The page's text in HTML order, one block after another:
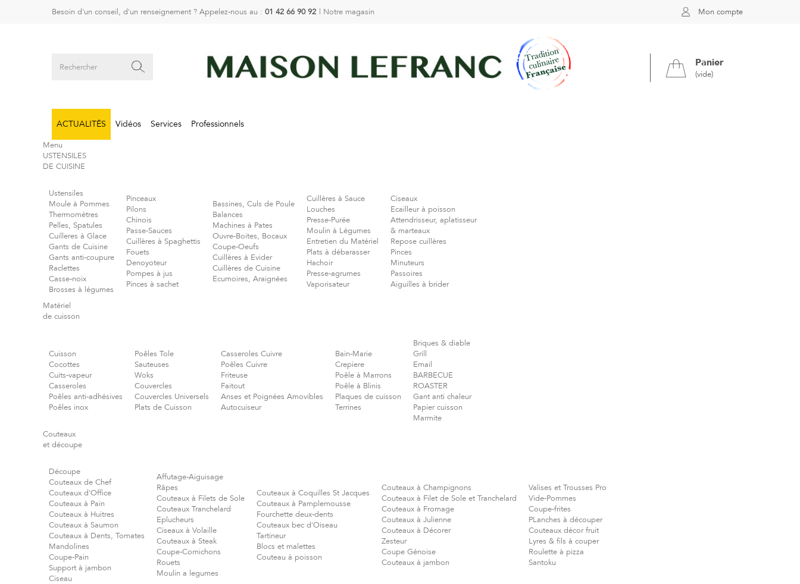
Mon compte
Besoin d'un conseil, d'un renseignement ? Appelez-nous au : 01 42 66 90 92 Notre magasin
Panier
(vide)
ACTUALITÉS Vidéos Services Professionnels
Menu
USTENSILES
DE CUISINE
Ustensiles
Moule à Pommes
Thermomètres
Pelles, Spatules
Cuilleres à Glace
Gants de Cuisine
Gants anti-coupure
Raclettes
Casse-noix
Brosses à légumes
Pinceaux
Pilons
Chinois
Passe-Sauces
Cuillères à Spaghettis
Fouets
Denoyoteur
Pompes à jus
Pinces à sachet
Bassines, Culs de Poule
Balances
Machines à Pates
Ouvre-Boites, Bocaux
Coupe-Oeufs
Cuillères à Evider
Cuillères de Cuisine
Ecumoires, Araignées
Cuillères à Sauce
Louches
Presse-Purée
Moulin à Légumes
Entretien du Matériel
Plats à débarasser
Hachoir
Presse-agrumes
Vaporisateur
Ciseaux
Ecailleur à poisson
Attendrisseur, aplatisseur
& marteaux
Repose cuillères
Pinces
Minuteurs
Passoires
Aiguilles à brider
Matériel
de cuisson
Cuisson
Cocottes
Cuits-vapeur
Casseroles
Poêles anti-adhésives
Poêles inox
Poêles Tole
Sauteuses
Woks
Couvercles
Couvercles Universels
Plats de Cuisson
Casseroles Cuivre
Poêles Cuivre
Friteuse
Faitout
Anses et Poignées Amovibles
Autocuiseur
Bain-Marie
Crepiere
Poêle à Marrons
Poêle à Blinis
Plaques de cuisson
Terrines
Briques & diable
Grill
Email
BARBECUE
ROASTER
Gant anti chaleur
Papier cuisson
Marmite
Couteaux
et découpe
Découpe
Couteaux de Chef
Couteaux d'Office
Couteaux à Pain
Couteaux à Huitres
Couteaux à Saumon
Couteaux à Dents, Tomates
Mandolines
Coupe-Pain
Support à jambon
Ciseau
Affutage-Aiguisage
Râpes
Couteaux à Filets de Sole
Couteaux Tranchelard
Eplucheurs
Ciseaux à Volaille
Couteaux à Steak
Coupe-Cornichons
Rouets
Moulin a legumes
Couteaux à Coquilles St Jacques
Couteaux à Pamplemousse
Fourchette deux-dents
Couteaux bec d'Oiseau
Tartineur
Blocs et malettes
Couteau à poisson
Couteaux à Champignons
Couteaux à Filet de Sole et Tranchelard
Couteaux à Fromage
Couteaux à Julienne
Couteaux à Décorer
Zesteur
Coupe Génoise
Couteaux à jambon
Valises et Trousses Pro
Vide-Pommes
Coupe-frites
PLanches à découper
Couteaux décor fruit
Lyres & fils à couper
Roulette à pizza
Santoku